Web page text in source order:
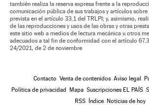
también realiza la reserva expresa frente a la
comunicación pública de sus trabajos y artículos
prevista en el artículo 33.1 del TRLPI; y, asimismo,
de las reproducciones y usos de las obras y otras
este sitio web a medios de lectura mecánica u otros
adecuados a tal fin de conformidad con el artículo
24/2021, de 2 de noviembre
Contacto Venta de contenidos Aviso legal
Política de privacidad
Mapa Suscripciones EL PAÍS
RSS
Índice Noticias de hoy